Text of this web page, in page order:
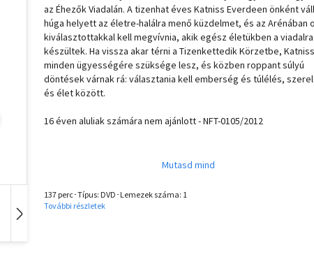
Idegen nyelvű
az Éhezők Viadalán. A tizenhat éves Katniss Everdeen önként
húga helyett az életre-halálra menő küzdelmet, és az Arénában
kiválasztottakkal kell megvívnia, akik egész életükben a viadalra
készültek. Ha vissza akar térni a Tizenkettedik Körzetbe,
minden ügyességére szüksége lesz, és közben roppant súlyú
döntések várnak rá: választania kell emberség és túlélés,
és élet között.
16 éven aluliak számára nem ajánlott - NFT-0105/2012
137 perc･Típus: DVD･Lemezek száma: 1
További részletek